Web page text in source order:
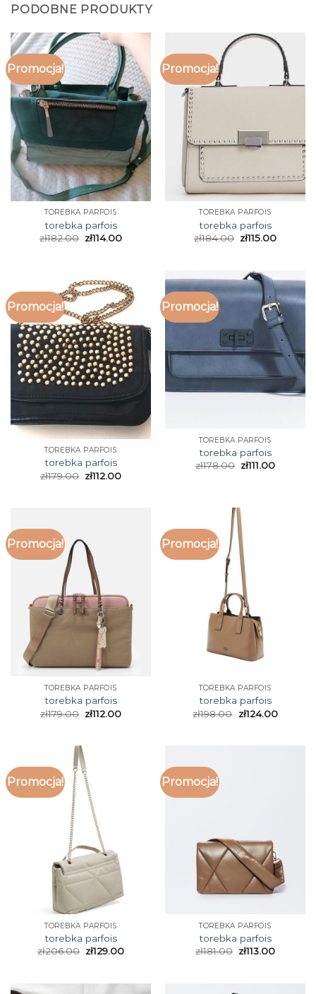
PODOBNE PRODUKTY
Promocja!
TOREBKA PARFOIS
torebka parfois
zł182.00 zł114.00
Promocja!
TOREBKA PARFOIS
torebka parfois
zł184.00 zł115.00
Promocja!
TOREBKA PARFOIS
torebka parfois
zł179.00 zł112.00
Promocja!
TOREBKA PARFOIS
torebka parfois
zł178.00 zł111.00
Promocja!
TOREBKA PARFOIS
torebka parfois
zł179.00 zł112.00
Promocja!
TOREBKA PARFOIS
torebka parfois
zł198.00 zł124.00
Promocja!
TOREBKA PARFOIS
torebka parfois
zł206.00 zł129.00
Promocja!
TOREBKA PARFOIS
torebka parfois
zł181.00 zł113.00